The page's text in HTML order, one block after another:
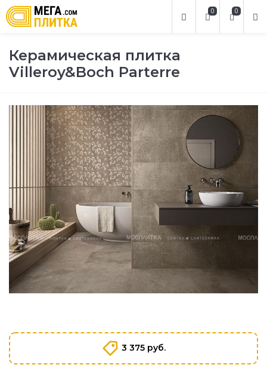
0
0
Керамическая плитка
Villeroy&Boch Parterre
3 375 руб.